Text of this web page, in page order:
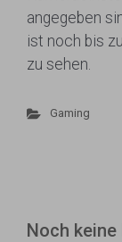
angegeben
ist noch bis
zu sehen.
Gaming
Noch